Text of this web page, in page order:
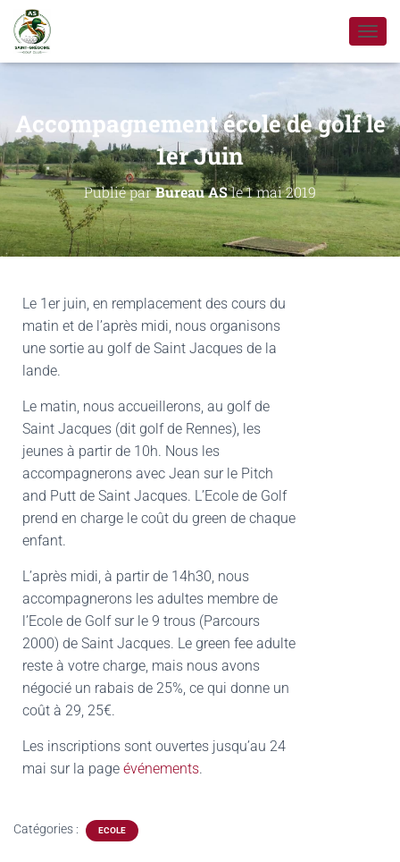
D
É
I
E
A
N
V
I
Accompagnement école de golf le
1er Juin
Publié parBureau ASle1 mai 2019
Le 1er juin, en remplacement des cours du
matin et de l’après midi, nous organisons
une sortie au golf de Saint Jacques de la
lande.
Le matin, nous accueillerons, au golf de
Saint Jacques (dit golf de Rennes), les
jeunes à partir de 10h. Nous les
accompagnerons avec Jean sur le Pitch
and Putt de Saint Jacques. L’Ecole de Golf
prend en charge le coût du green de chaque
enfant.
L’après midi, à partir de 14h30, nous
accompagnerons les adultes membre de
l’Ecole de Golf sur le 9 trous (Parcours
2000) de Saint Jacques. Le green fee adulte
reste à votre charge, mais nous avons
négocié un rabais de 25%, ce qui donne un
coût à 29, 25€.
Les inscriptions sont ouvertes jusqu’au 24
mai sur la page événements.
Catégories : ECOLE